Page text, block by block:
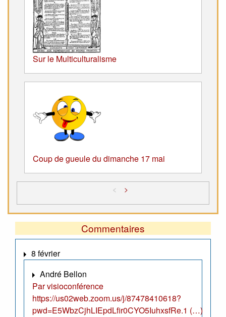
Sur le Multiculturalisme
Coup de gueule du dimanche 17 mai
< >
Commentaires
8 février
André Bellon
Par visioconférence
https://us02web.zoom.us/j/87478410618?
pwd=E5WbzCjhLIEpdLfir0CYO5IuhxsfRe.1 (…)